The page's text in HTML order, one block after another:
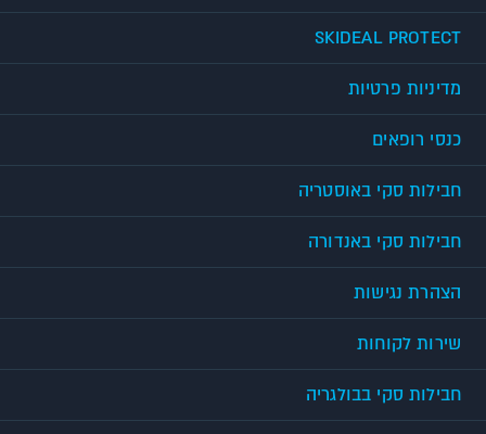
SKIDEAL PROTECT
מדיניות פרטיות
כנסי רופאים
חבילות סקי באוסטריה
חבילות סקי באנדורה
הצהרת נגישות
שירות לקוחות
חבילות סקי בבולגריה